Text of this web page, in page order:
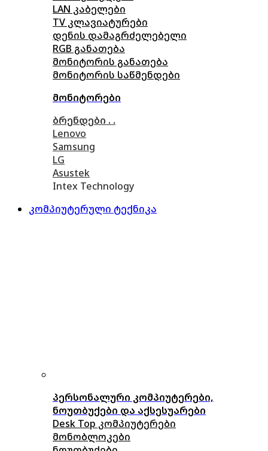
LAN კაბელები
TV კლავიატურები
დენის დამაგრძელებელი
RGB განათება
მონიტორის განათება
მონიტორის საწმენდები
მონიტორები
ბრენდები . .
Lenovo
Samsung
LG
Asustek
Intex Technology
კომპიუტერული ტექნიკა
პერსონალური კომპიუტერები,
ნოუთბუქები და აქსესუარები
Desk Top კომპიუტერები
მონობლოკები